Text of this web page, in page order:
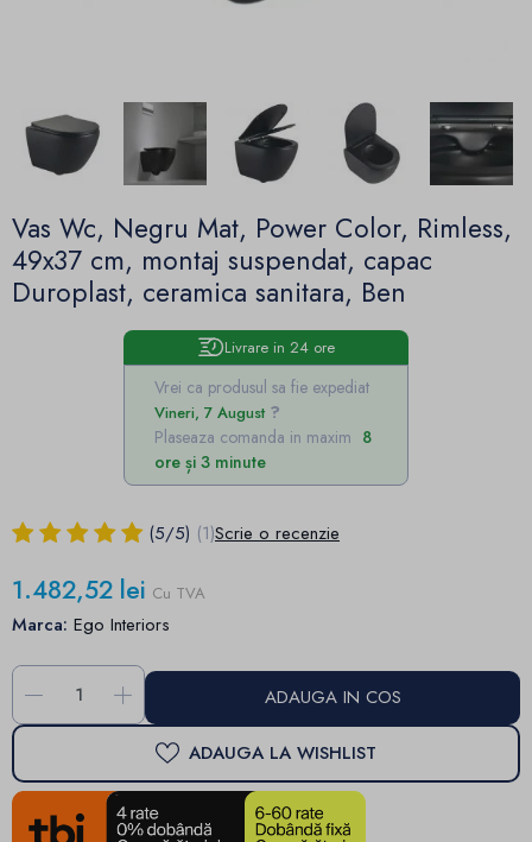
Vas Wc, Negru Mat, Power Color, Rimless,
49x37 cm, montaj suspendat, capac
Duroplast, ceramica sanitara, Ben
Livrare in 24 ore
Vrei ca produsul sa fie expediat
Vineri, 7 August
Plaseaza comanda in maxim 8
ore și 3 minute
(5/5) (1)Scrie o recenzie
1.482,52 lei Cu TVA
Marca: Ego Interiors
- + ADAUGA IN COS
ADAUGA LA WISHLIST